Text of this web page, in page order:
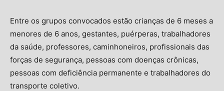
Entre os grupos convocados estão crianças de 6 meses a
menores de 6 anos, gestantes, puérperas, trabalhadores
da saúde, professores, caminhoneiros, profissionais das
forças de segurança, pessoas com doenças crônicas,
pessoas com deficiência permanente e trabalhadores do
transporte coletivo.